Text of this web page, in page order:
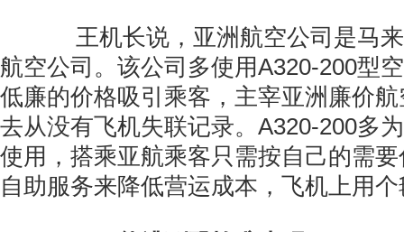
王机长说，亚洲航空公司是马来
航空公司。该公司多使用A320-200型
低廉的价格吸引乘客，主宰亚洲廉价
去从没有飞机失联记录。A320-200多
使用，搭乘亚航乘客只需按自己的需
自助服务来降低营运成本，飞机上用